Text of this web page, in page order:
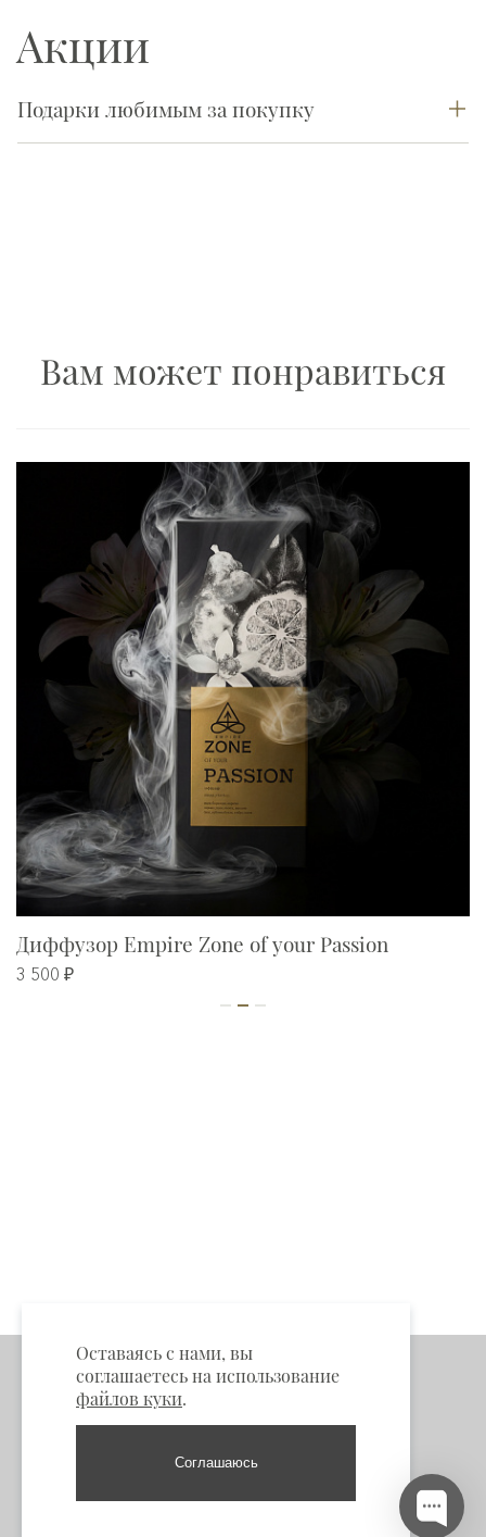
Акции
Подарки любимым за покупку
Вам может понравиться
Диффузор Empire Zone of your Passion
3 500 ₽
Оставаясь с нами, вы
соглашаетесь на использование
файлов куки.
Соглашаюсь